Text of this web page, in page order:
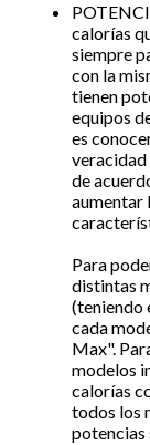
calorías
siempre
con la
tienen
equipos
es
veracidad
de
aumentar
Para
distintas
(teniendo
cada
Max".
modelos
calorías
todos los
potencias